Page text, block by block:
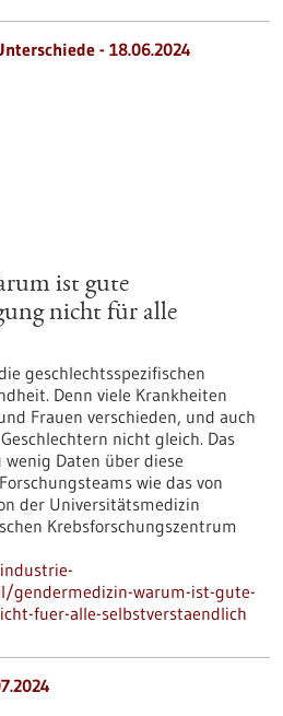
- 18.06.2024
ist gute
nicht für alle
geschlechtsspezifischen
Denn viele Krankheiten
Frauen verschieden, und auch
nicht gleich. Das
Daten über diese
wie das von
der Universitätsmedizin
Krebsforschungszentrum
gendermedizin-warum-ist-gute-
fuer-alle-selbstverstaendlich